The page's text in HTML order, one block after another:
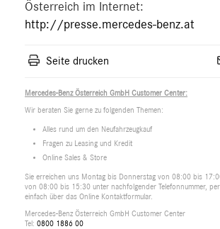
Österreich im Internet:
http://presse.mercedes-benz.at
Seite drucken
Mercedes-Benz Österreich GmbH Customer Center:
Wir beraten Sie gerne zu folgenden Themen:
Alles rund um den Neufahrzeugkauf
Fragen zu Leasing und Kredit
Online Sales & Store
Sie erreichen uns Montag bis Donnerstag von 08:00 bis
von 08:00 bis 15:30 unter nachfolgender Telefonnummer,
einfach über das Online Kontaktformular.
Mercedes-Benz Österreich GmbH Customer Center
Tel: 0800 1886 00